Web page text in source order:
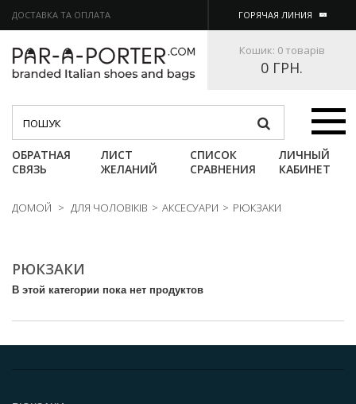
ДОСТАВКА ТА ОПЛАТА ГОРЯЧАЯ ЛИНИЯ
Кошик: 0 товарів
0 ГРН.
Категории
ОБРАТНАЯ
СВЯЗЬ
ЛИСТ
ЖЕЛАНИЙ
СПИСОК
СРАВНЕНИЯ
ЛИЧНЫЙ
КАБИНЕТ
ДОМОЙ > ДЛЯ ЧОЛОВІКІВ > АКСЕСУАРИ > РЮКЗАКИ
РЮКЗАКИ
В этой категории пока нет продуктов